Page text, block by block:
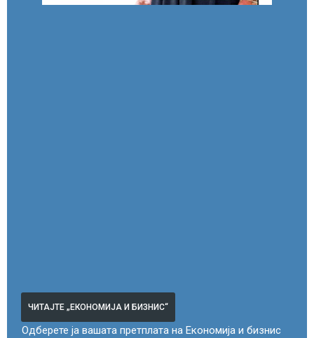
ЧИТАЈТЕ „ЕКОНОМИЈА И БИЗНИС“
Одберете ја вашата претплата на Економија и бизнис